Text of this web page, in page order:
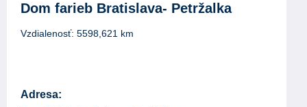
Dom farieb Bratislava- Petržalka
Vzdialenosť: 5598,621 km
Adresa: